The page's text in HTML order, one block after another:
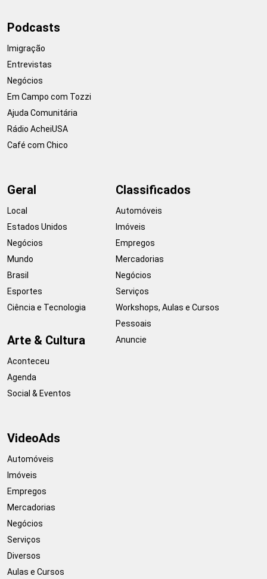
Podcasts
Imigração
Entrevistas
Negócios
Em Campo com Tozzi
Ajuda Comunitária
Rádio AcheiUSA
Café com Chico
Geral
Local
Estados Unidos
Negócios
Mundo
Brasil
Esportes
Ciência e Tecnologia
Arte & Cultura
Aconteceu
Agenda
Social & Eventos
Classificados
Automóveis
Imóveis
Empregos
Mercadorias
Negócios
Serviços
Workshops, Aulas e Cursos
Pessoais
Anuncie
VideoAds
Automóveis
Imóveis
Empregos
Mercadorias
Negócios
Serviços
Diversos
Aulas e Cursos